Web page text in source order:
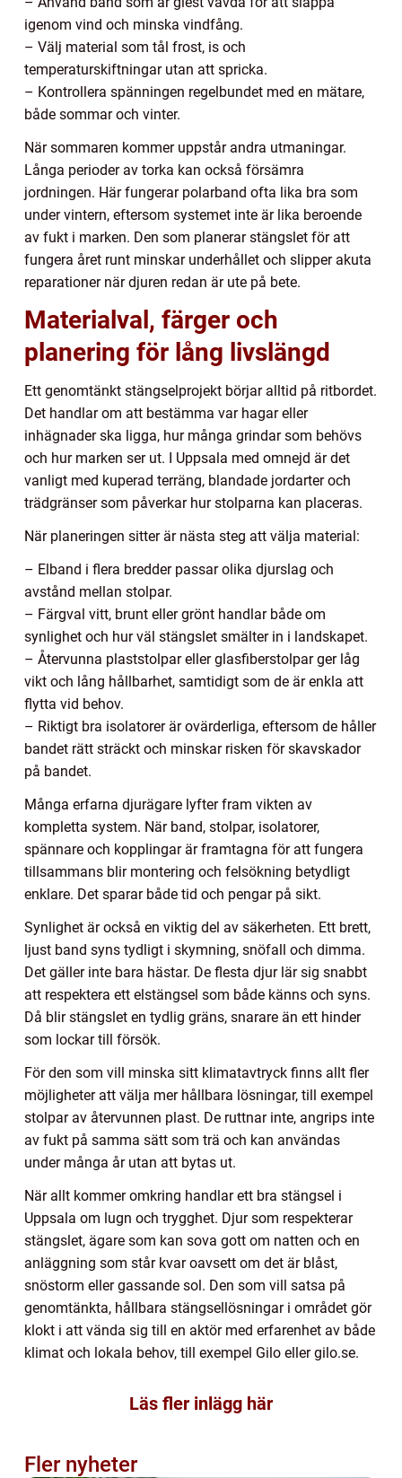
igenom vind och minska vindfång.
– Välj material som tål frost, is och
temperaturskiftningar utan att spricka.
– Kontrollera spänningen regelbundet med en mätare,
både sommar och vinter.
När sommaren kommer uppstår andra utmaningar.
Långa perioder av torka kan också försämra
jordningen. Här fungerar polarband ofta lika bra som
under vintern, eftersom systemet inte är lika beroende
av fukt i marken. Den som planerar stängslet för att
fungera året runt minskar underhållet och slipper akuta
reparationer när djuren redan är ute på bete.
Materialval, färger och
planering för lång livslängd
Ett genomtänkt stängselprojekt börjar alltid på ritbordet.
Det handlar om att bestämma var hagar eller
inhägnader ska ligga, hur många grindar som behövs
och hur marken ser ut. I Uppsala med omnejd är det
vanligt med kuperad terräng, blandade jordarter och
trädgränser som påverkar hur stolparna kan placeras.
När planeringen sitter är nästa steg att välja material:
– Elband i flera bredder passar olika djurslag och
avstånd mellan stolpar.
– Färgval vitt, brunt eller grönt handlar både om
synlighet och hur väl stängslet smälter in i landskapet.
– Återvunna plaststolpar eller glasfiberstolpar ger låg
vikt och lång hållbarhet, samtidigt som de är enkla att
flytta vid behov.
– Riktigt bra isolatorer är ovärderliga, eftersom de håller
bandet rätt sträckt och minskar risken för skavskador
på bandet.
Många erfarna djurägare lyfter fram vikten av
kompletta system. När band, stolpar, isolatorer,
spännare och kopplingar är framtagna för att fungera
tillsammans blir montering och felsökning betydligt
enklare. Det sparar både tid och pengar på sikt.
Synlighet är också en viktig del av säkerheten. Ett brett,
ljust band syns tydligt i skymning, snöfall och dimma.
Det gäller inte bara hästar. De flesta djur lär sig snabbt
att respektera ett elstängsel som både känns och syns.
Då blir stängslet en tydlig gräns, snarare än ett hinder
som lockar till försök.
För den som vill minska sitt klimatavtryck finns allt fler
möjligheter att välja mer hållbara lösningar, till exempel
stolpar av återvunnen plast. De ruttnar inte, angrips inte
av fukt på samma sätt som trä och kan användas
under många år utan att bytas ut.
När allt kommer omkring handlar ett bra stängsel i
Uppsala om lugn och trygghet. Djur som respekterar
stängslet, ägare som kan sova gott om natten och en
anläggning som står kvar oavsett om det är blåst,
snöstorm eller gassande sol. Den som vill satsa på
genomtänkta, hållbara stängsellösningar i området gör
klokt i att vända sig till en aktör med erfarenhet av både
klimat och lokala behov, till exempel Gilo eller gilo.se.
Läs fler inlägg här
Fler nyheter